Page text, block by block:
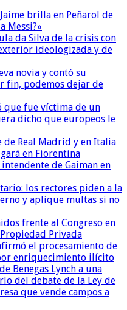
brilla en Peñarol de
Messi?»
da Silva de la crisis con
ideologizada y de
novia y contó su
fin, podemos dejar de
que fue víctima de un
dicho que europeos le
de Real Madrid y en Italia
en Fiorentina
de Gaiman en
los rectores piden a la
y aplique multas si no
frente al Congreso en
Privada
el procesamiento de
enriquecimiento ilícito
Benegas Lynch a una
del debate de la Ley de
que vende campos a